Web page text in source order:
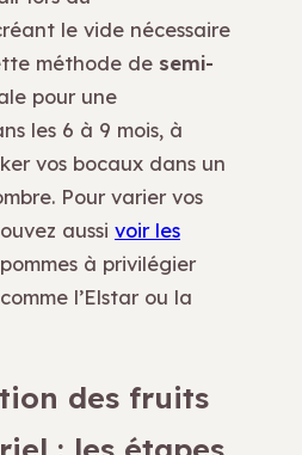
le vide nécessaire
méthode de semi-
pour une
les 6 à 9 mois, à
vos bocaux dans un
Pour varier vos
aussi voir les
à privilégier
l’Elstar ou la
des fruits